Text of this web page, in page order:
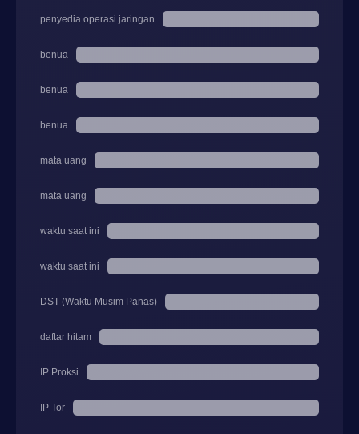
penyedia operasi jaringan
benua
benua
benua
mata uang
mata uang
waktu saat ini
waktu saat ini
DST (Waktu Musim Panas)
daftar hitam
IP Proksi
IP Tor